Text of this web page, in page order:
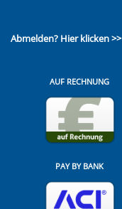
Abmelden? Hier klicken >>
AUF RECHNUNG
PAY BY BANK